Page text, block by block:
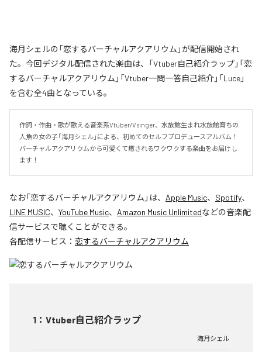
海月シェルの「恋するバーチャルアクアリウム」が配信開始され
た。今回デジタル配信された楽曲は、「Vtuber自己紹介ラップ」「恋
するバーチャルアクアリウム」「Vtuber一問一答自己紹介」「Luce」
を含む全4曲となっている。
作詞・作曲・歌が歌える音楽系Vtuber/Vsinger、水族館生まれ水族館育ちの
人魚の女の子「海月シェル」による、初めてのセルフプロデュースアルバム！
バーチャルアクアリウムから可愛くて癒されるワクワクする楽曲をお届けし
ます！
なお「恋するバーチャルアクアリウム 」は、 Apple Music、 Spotify、
LINE MUSIC、 YouTube Music、 Amazon Music Unlimitedなどの音楽配
信サービスで聴くことができる。
各配信サービス： 恋するバーチャルアクアリウム
1 ： Vtuber自己紹介ラップ
海月シェル